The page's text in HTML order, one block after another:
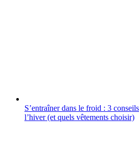
S’entraîner dans le froid : 3
l’hiver (et quels vêtements choisir)